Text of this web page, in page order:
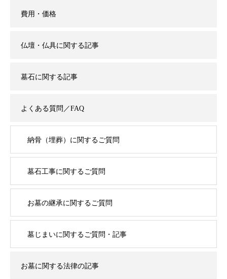
費用・価格
仏壇・仏具に関する記事
墓石に関する記事
よくある質問／FAQ
納骨（埋葬）に関するご質問
墓石工事に関するご質問
お墓の継承に関するご質問
墓じまいに関するご質問・記事
お墓に関する法律の記事